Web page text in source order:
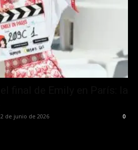
2 de junio de 2026 0